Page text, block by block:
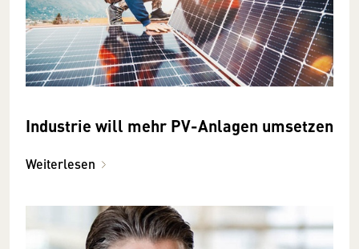
Industrie will mehr PV-Anlagen umsetzen
Weiterlesen